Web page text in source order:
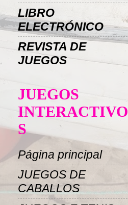
LIBRO
ELECTRÓNICO
REVISTA DE
JUEGOS
JUEGOS
INTERACTIVO
S
Página principal
JUEGOS DE
CABALLOS